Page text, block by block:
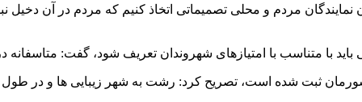
نمایندگان مردم و محلی تصمیماتی اتخاذ کنیم که مردم در آن
با متناسب با امتیازهای شهروندان تعریف شود، گفت:
ثبت شده است، تصریح کرد: رشت به شهر زیبایی ها و در طول